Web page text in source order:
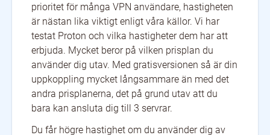
prioritet för många VPN användare, hastigheten
är nästan lika viktigt enligt våra källor. Vi har
testat Proton och vilka hastigheter dem har att
erbjuda. Mycket beror på vilken prisplan du
använder dig utav. Med gratisversionen så är din
uppkoppling mycket långsammare än med det
andra prisplanerna, det på grund utav att du
bara kan ansluta dig till 3 servrar.
Du får högre hastighet om du använder dig av